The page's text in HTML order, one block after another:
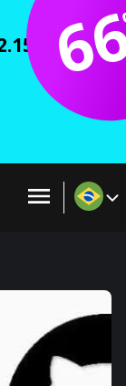
cursos